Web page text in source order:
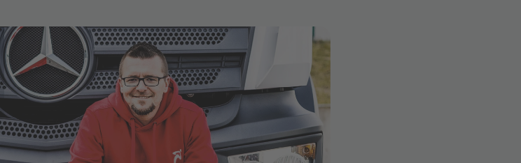
auf Logistik
auf Lager
auf Laster